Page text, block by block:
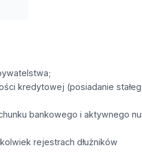
kredytowej (posiadanie
bankowego i aktywnego
rejestrach dłużników